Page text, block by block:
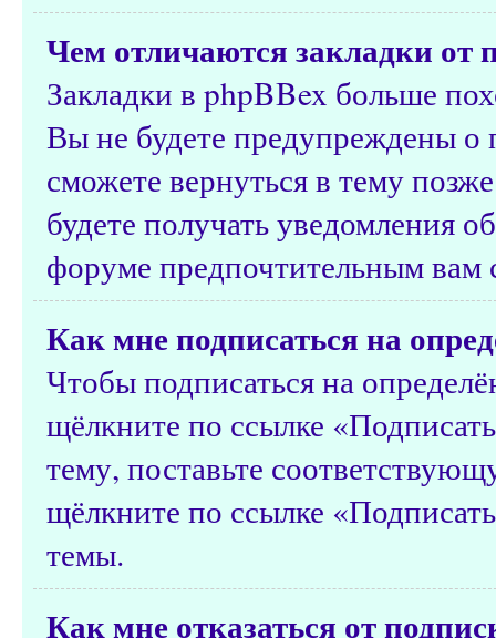
Чем отличаются закладки от
Закладки в phpBBex больше
Вы не будете предупреждены
сможете вернуться в тему
будете получать уведомления
форуме предпочтительным
Как мне подписаться на
Чтобы подписаться на
щёлкните по ссылке
тему, поставьте
щёлкните по ссылке
темы.
Как мне отказаться от